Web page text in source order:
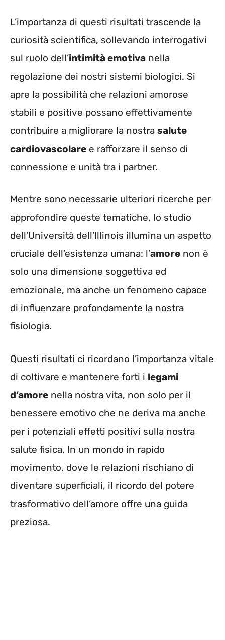
L’importanza di questi risultati trascende la
curiosità scientifica, sollevando interrogativi
sul ruolo dell’intimità emotiva nella
regolazione dei nostri sistemi biologici. Si
apre la possibilità che relazioni amorose
stabili e positive possano effettivamente
contribuire a migliorare la nostra salute
cardiovascolare e rafforzare il senso di
connessione e unità tra i partner.
Mentre sono necessarie ulteriori ricerche per
approfondire queste tematiche, lo studio
dell’Università dell’Illinois illumina un aspetto
cruciale dell’esistenza umana: l’amore non è
solo una dimensione soggettiva ed
emozionale, ma anche un fenomeno capace
di influenzare profondamente la nostra
fisiologia.
Questi risultati ci ricordano l’importanza vitale
di coltivare e mantenere forti i legami
d’amore nella nostra vita, non solo per il
benessere emotivo che ne deriva ma anche
per i potenziali effetti positivi sulla nostra
salute fisica. In un mondo in rapido
movimento, dove le relazioni rischiano di
diventare superficiali, il ricordo del potere
trasformativo dell’amore offre una guida
preziosa.